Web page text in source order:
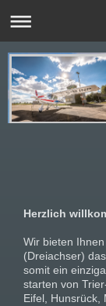
Herzlich
Wir bieten
(Dreiachser)
somit ein
starten von
Eifel, Hunsrück,